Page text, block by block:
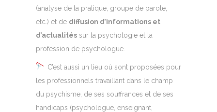
(analyse de la pratique, groupe de parole,
etc.) et de diffusion d’informations et
d’actualités sur la psychologie et la
profession de psychologue.
C’est aussi un lieu où sont proposées pour
les professionnels travaillant dans le champ
du psychisme, de ses souffrances et de ses
handicaps (psychologue, enseignant,